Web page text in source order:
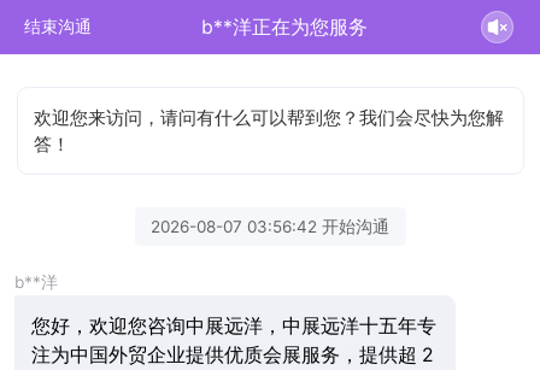
结束沟通 b**洋正在为您服务
欢迎您来访问，请问有什么可以帮到您？我们会尽快为您解
答！
2026-08-07 03:56:42 开始沟通
b**洋
您好，欢迎您咨询中展远洋，中展远洋十五年专
注为中国外贸企业提供优质会展服务，提供超 2